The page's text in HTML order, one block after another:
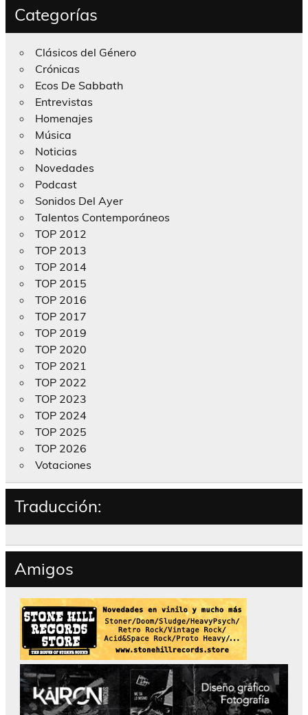
Categorías
Clásicos del Género
Crónicas
Ecos De Sabbath
Entrevistas
Homenajes
Música
Noticias
Novedades
Podcast
Sonidos Del Ayer
Talentos Contemporáneos
TOP 2012
TOP 2013
TOP 2014
TOP 2015
TOP 2016
TOP 2017
TOP 2019
TOP 2020
TOP 2021
TOP 2022
TOP 2023
TOP 2024
TOP 2025
TOP 2026
Votaciones
Traducción:
Amigos